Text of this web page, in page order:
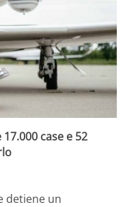
case e 52
detiene un